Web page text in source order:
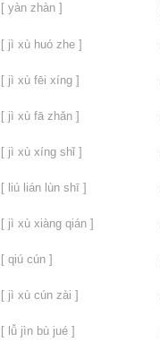
[ yàn zhàn ]
[ jì xù huó zhe ]
[ jì xù fēi xíng ]
[ jì xù fā zhǎn ]
[ jì xù xíng shǐ ]
[ liú lián lùn shī ]
[ jì xù xiàng qián ]
[ qiú cún ]
[ jì xù cún zài ]
[ lǚ jìn bù jué ]